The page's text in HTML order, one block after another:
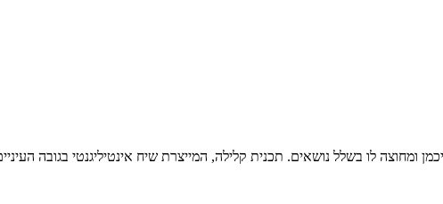
לו בשלל נושאים. תכנית קלילה, המייצרת שיח אינטיליגנטי בגובה